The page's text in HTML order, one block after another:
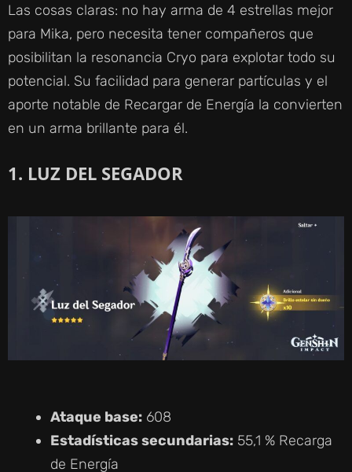
Las cosas claras: no hay arma de 4 estrellas mejor
para Mika, pero necesita tener compañeros que
posibilitan la resonancia Cryo para explotar todo su
potencial. Su facilidad para generar partículas y el
aporte notable de Recargar de Energía la convierten
en un arma brillante para él.
1. LUZ DEL SEGADOR
Ataque base: 608
Estadísticas secundarias: 55,1 % Recarga
de Energía